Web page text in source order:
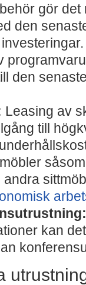
gör det
den
den
Leasing av
till
kan